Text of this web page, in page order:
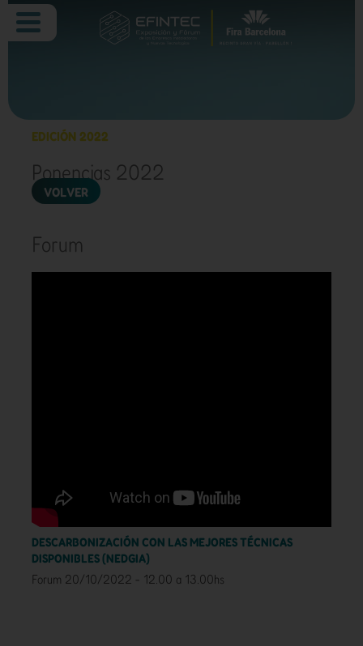
EDICIÓN 2022
Ponencias 2022
VOLVER
Forum
DESCARBONIZACIÓN CON LAS MEJORES TÉCNICAS
DISPONIBLES (NEDGIA)
Forum 20/10/2022 - 12.00 a 13.00hs